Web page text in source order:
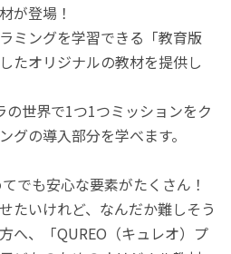
が登場！
ミングを学習できる「教育版
たオリジナルの教材を提供し
世界で1つ1つミッションをク
グの導入部分を学べます。
でも安心な要素がたくさん！
たいけれど、なんだか難しそう
へ、「QUREO（キュレオ）プ